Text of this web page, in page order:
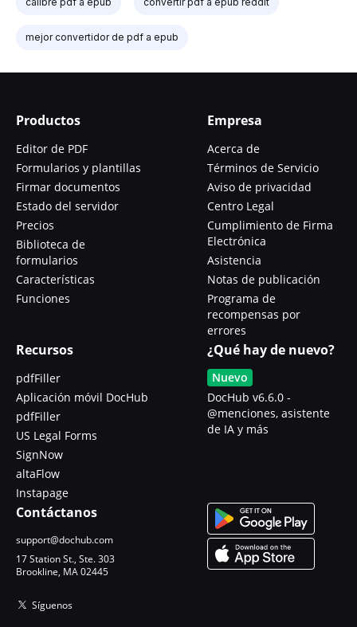
mejor convertidor de pdf a epub
Productos
Editor de PDF
Formularios y plantillas
Firmar documentos
Estado del servidor
Precios
Biblioteca de
formularios
Características
Funciones
Empresa
Acerca de
Términos de Servicio
Aviso de privacidad
Centro Legal
Cumplimiento de Firma
Electrónica
Asistencia
Notas de publicación
Programa de
recompensas por
errores
Recursos
pdfFiller
Aplicación móvil DocHub
pdfFiller
US Legal Forms
SignNow
altaFlow
Instapage
¿Qué hay de nuevo?
Nuevo
DocHub v6.6.0 -
@menciones, asistente
de IA y más
Contáctanos
support@dochub.com
17 Station St., Ste. 303
Brookline, MA 02445
Síguenos